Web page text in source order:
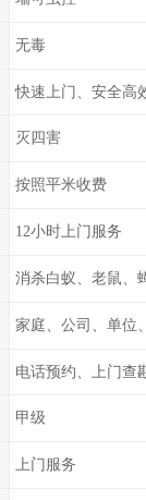
无毒
快速上门、安全高
灭四害
按照平米收费
12小时上门服务
消杀白蚁、老鼠、
甲级
上门服务